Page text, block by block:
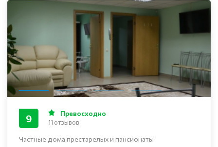
Частные дома престарелых и пансионаты
9 Превосходно
11 отзывов